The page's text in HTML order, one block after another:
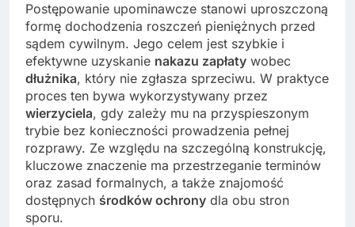
Postępowanie upominawcze stanowi uproszczoną
formę dochodzenia roszczeń pieniężnych przed
sądem cywilnym. Jego celem jest szybkie i
efektywne uzyskanie nakazu zapłaty wobec
dłużnika, który nie zgłasza sprzeciwu. W praktyce
proces ten bywa wykorzystywany przez
wierzyciela, gdy zależy mu na przyspieszonym
trybie bez konieczności prowadzenia pełnej
rozprawy. Ze względu na szczególną konstrukcję,
kluczowe znaczenie ma przestrzeganie terminów
oraz zasad formalnych, a także znajomość
dostępnych środków ochrony dla obu stron
sporu.